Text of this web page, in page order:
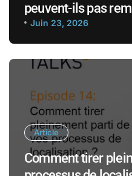
peuvent-ils pas
Juin 23, 2026
Article
Comment tirer